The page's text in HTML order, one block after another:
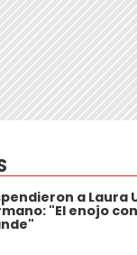
a Laura
"El enojo